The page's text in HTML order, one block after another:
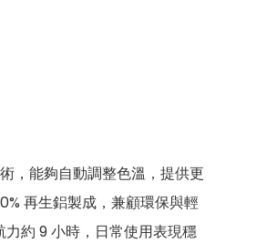
，能夠自動調整色溫，提供更
再生鋁製成，兼顧環保與輕
約 9 小時，日常使用表現穩